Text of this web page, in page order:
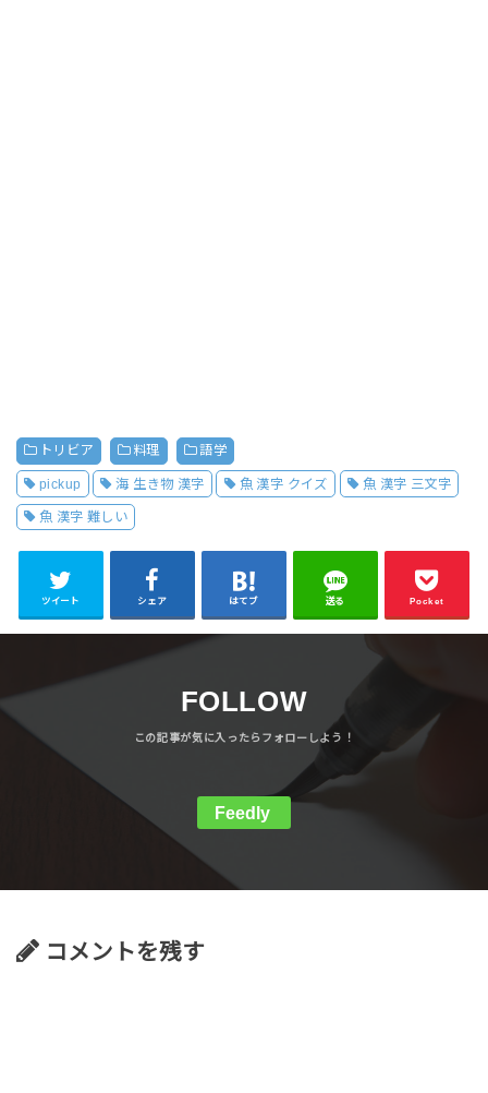
トリビア 料理 語学
pickup 海 生き物 漢字 魚 漢字 クイズ 魚 漢字 三文字
魚 漢字 難しい
ツイート シェア はてブ 送る Pocket
FOLLOW
Feedly
コメントを残す